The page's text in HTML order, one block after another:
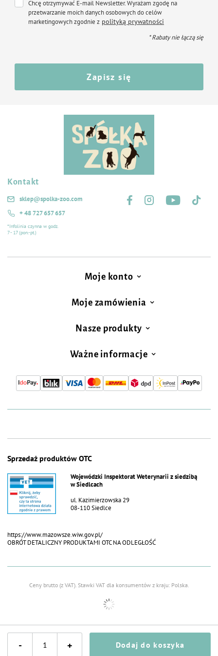
- + Dodaj do koszyka
Chcę otrzymywać E-mail Newsletter. Wyrażam zgodę na
przetwarzanie moich danych osobowych do celów
marketingowych zgodnie z polityką prywatności
* Rabaty nie łączą się
Zapisz się
Kontakt
sklep@spolka-zoo.com
+ 48 727 657 657
*Infolinia czynna w godz.
7 - 17 (pon.-pt.)
Moje konto
Moje zamówienia
Nasze produkty
Ważne informacje
Sprzedaż produktów OTC
Wojewódzki Inspektorat Weterynarii z siedzibą
w Siedlcach
ul. Kazimierzowska 29
08-110 Siedlce
https://www.mazowsze.wiw.gov.pl/
OBRÓT DETALICZNY PRODUKTAMI OTC NA ODLEGŁOŚĆ
Ceny brutto (z VAT). Stawki VAT dla konsumentów z kraju: Polska